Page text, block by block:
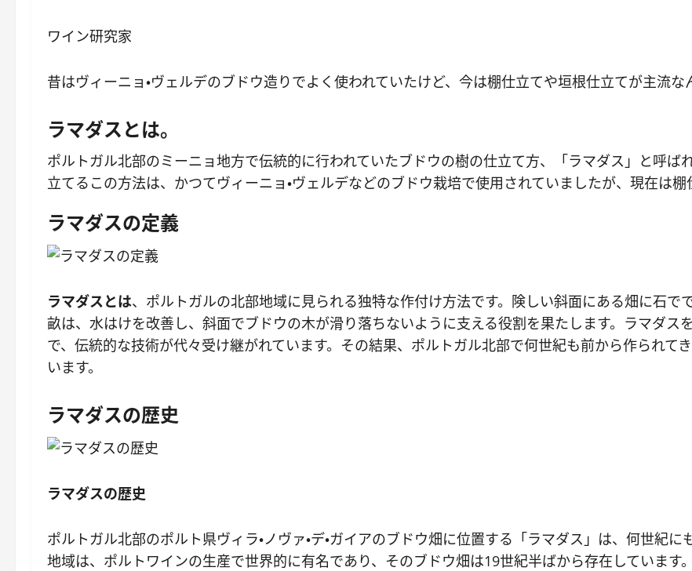
ワイン研究家
昔はヴィーニョ・ヴェルデのブドウ造りでよく使われていたけど、今は棚仕立てや垣根仕立てが主流な
ラマダスとは。
ポルトガル北部のミーニョ地方で伝統的に行われていたブドウの樹の仕立て方、「ラマダス」と呼ば
立てるこの方法は、かつてヴィーニョ・ヴェルデなどのブドウ栽培で使用されていましたが、現在は棚
ラマダスの定義
ラマダスとは、ポルトガルの北部地域に見られる独特な作付け方法です。険しい斜面にある畑に石で
畝は、水はけを改善し、斜面でブドウの木が滑り落ちないように支える役割を果たします。ラマダス
で、伝統的な技術が代々受け継がれています。その結果、ポルトガル北部で何世紀も前から作られて
います。
ラマダスの歴史
ラマダスの歴史
ポルトガル北部のポルト県ヴィラ・ノヴァ・デ・ガイアのブドウ畑に位置する「ラマダス」は、何世紀
地域は、ポルトワインの生産で世界的に有名であり、そのブドウ畑は19世紀半ばから存在しています。